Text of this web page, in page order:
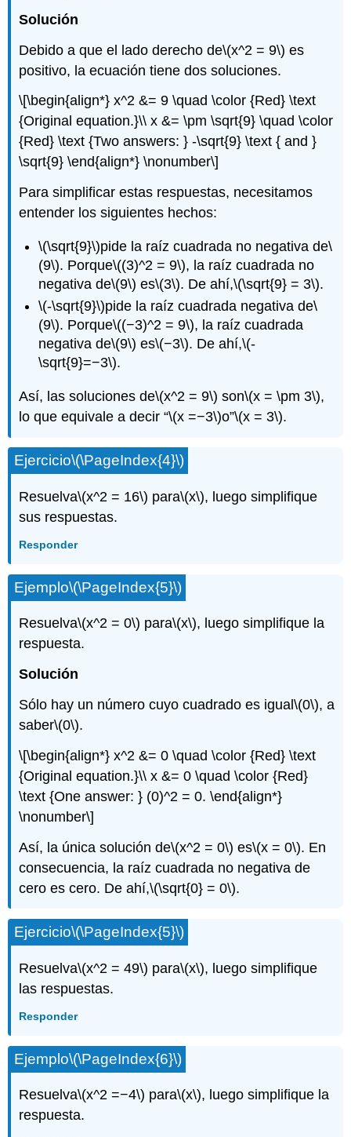
Solución
Debido a que el lado derecho de\(x^2 = 9\) es
positivo, la ecuación tiene dos soluciones.
\[\begin{align*} x^2 &= 9 \quad \color {Red} \text
{Original equation.}\\ x &= \pm \sqrt{9} \quad \color
{Red} \text {Two answers: } -\sqrt{9} \text { and }
\sqrt{9} \end{align*} \nonumber\]
Para simplificar estas respuestas, necesitamos
entender los siguientes hechos:
\(\sqrt{9}\)pide la raíz cuadrada no negativa de\
(9\). Porque\((3)^2 = 9\), la raíz cuadrada no
negativa de\(9\) es\(3\). De ahí,\(\sqrt{9} = 3\).
\(-\sqrt{9}\)pide la raíz cuadrada negativa de\
(9\). Porque\((−3)^2 = 9\), la raíz cuadrada
negativa de\(9\) es\(−3\). De ahí,\(-
\sqrt{9}=−3\).
Así, las soluciones de\(x^2 = 9\) son\(x = \pm 3\),
lo que equivale a decir “\(x =−3\)o”\(x = 3\).
Ejercicio\(\PageIndex{4}\)
Resuelva\(x^2 = 16\) para\(x\), luego simplifique
sus respuestas.
Responder
Ejemplo\(\PageIndex{5}\)
Resuelva\(x^2 = 0\) para\(x\), luego simplifique la
respuesta.
Solución
Sólo hay un número cuyo cuadrado es igual\(0\), a
saber\(0\).
\[\begin{align*} x^2 &= 0 \quad \color {Red} \text
{Original equation.}\\ x &= 0 \quad \color {Red}
\text {One answer: } (0)^2 = 0. \end{align*}
\nonumber\]
Así, la única solución de\(x^2 = 0\) es\(x = 0\). En
consecuencia, la raíz cuadrada no negativa de
cero es cero. De ahí,\(\sqrt{0} = 0\).
Ejercicio\(\PageIndex{5}\)
Resuelva\(x^2 = 49\) para\(x\), luego simplifique
las respuestas.
Responder
Ejemplo\(\PageIndex{6}\)
Resuelva\(x^2 =−4\) para\(x\), luego simplifique la
respuesta.